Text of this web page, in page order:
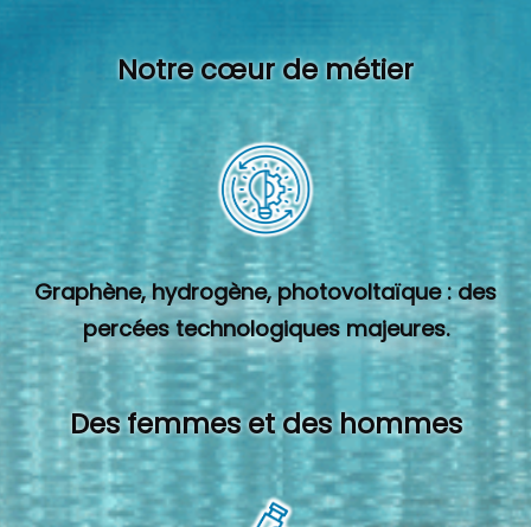
Notre cœur de métier
Graphène, hydrogène, photovoltaïque : des
percées technologiques majeures.
Des femmes et des hommes